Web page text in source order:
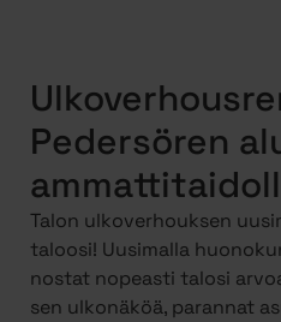
Pedersören
Talon ulkoverhouksen
taloosi! Uusimalla
nostat nopeasti talosi
sen ulkonäköä, parannat